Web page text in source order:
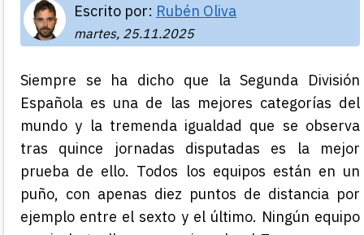
Escrito por: Rubén Oliva
martes, 25.11.2025
Siempre se ha dicho que la Segunda División
Española es una de las mejores categorías del
mundo y la tremenda igualdad que se observa
tras quince jornadas disputadas es la mejor
prueba de ello. Todos los equipos están en un
puño, con apenas diez puntos de distancia por
ejemplo entre el sexto y el último. Ningún equipo